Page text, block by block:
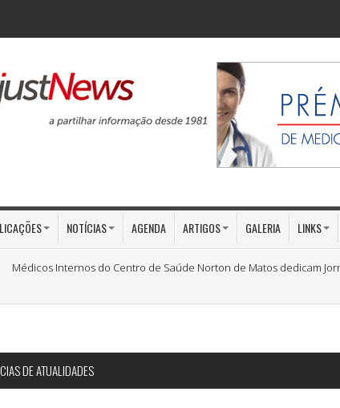
NOTÍCIAS AGENDA ARTIGOS GALERIA LINKS
Médicos Internos do Centro de Saúde Norton de Matos dedicam
DE ATUALIDADES